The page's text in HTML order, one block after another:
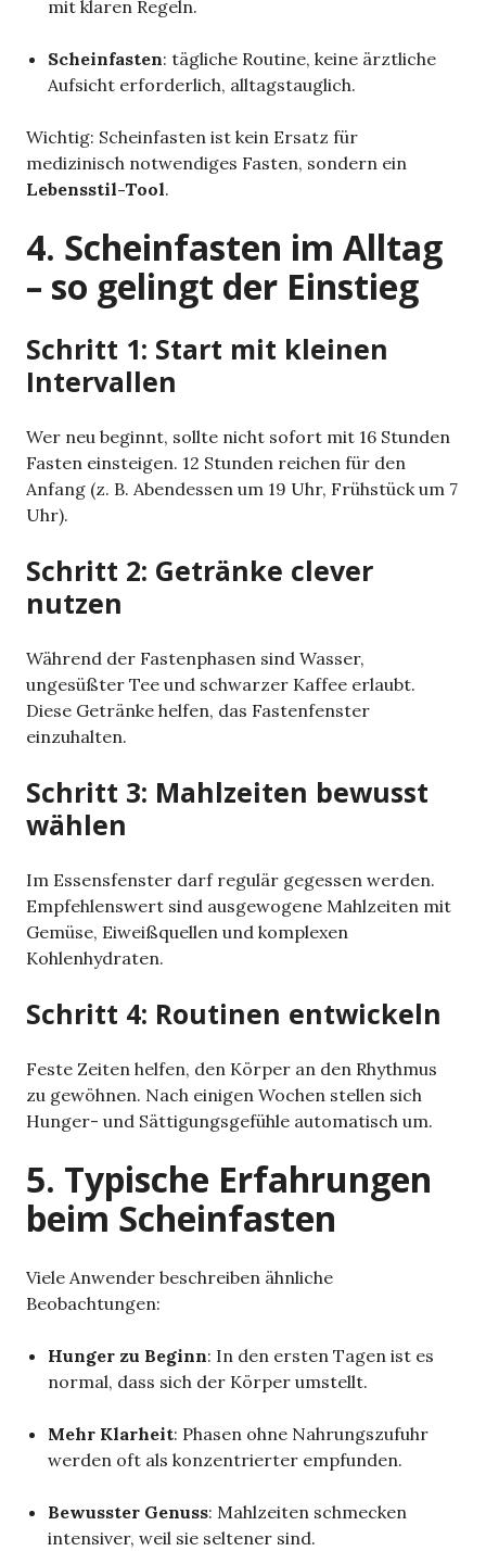
mit klaren Regeln.
Scheinfasten: tägliche Routine, keine ärztliche
Aufsicht erforderlich, alltagstauglich.
Wichtig: Scheinfasten ist kein Ersatz für
medizinisch notwendiges Fasten, sondern ein
Lebensstil-Tool.
4. Scheinfasten im Alltag
– so gelingt der Einstieg
Schritt 1: Start mit kleinen
Intervallen
Wer neu beginnt, sollte nicht sofort mit 16 Stunden
Fasten einsteigen. 12 Stunden reichen für den
Anfang (z. B. Abendessen um 19 Uhr, Frühstück um 7
Uhr).
Schritt 2: Getränke clever
nutzen
Während der Fastenphasen sind Wasser,
ungesüßter Tee und schwarzer Kaffee erlaubt.
Diese Getränke helfen, das Fastenfenster
einzuhalten.
Schritt 3: Mahlzeiten bewusst
wählen
Im Essensfenster darf regulär gegessen werden.
Empfehlenswert sind ausgewogene Mahlzeiten mit
Gemüse, Eiweißquellen und komplexen
Kohlenhydraten.
Schritt 4: Routinen entwickeln
Feste Zeiten helfen, den Körper an den Rhythmus
zu gewöhnen. Nach einigen Wochen stellen sich
Hunger- und Sättigungsgefühle automatisch um.
5. Typische Erfahrungen
beim Scheinfasten
Viele Anwender beschreiben ähnliche
Beobachtungen:
Hunger zu Beginn: In den ersten Tagen ist es
normal, dass sich der Körper umstellt.
Mehr Klarheit: Phasen ohne Nahrungszufuhr
werden oft als konzentrierter empfunden.
Bewusster Genuss: Mahlzeiten schmecken
intensiver, weil sie seltener sind.